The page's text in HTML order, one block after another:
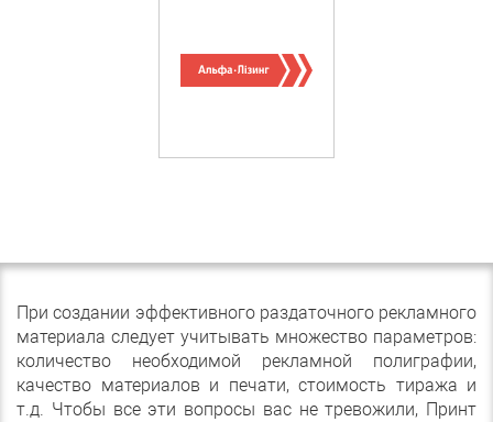
При создании эффективного раздаточного рекламного
материала следует учитывать множество параметров:
количество необходимой рекламной полиграфии,
качество материалов и печати, стоимость тиража и
т.д. Чтобы все эти вопросы вас не тревожили, Принт